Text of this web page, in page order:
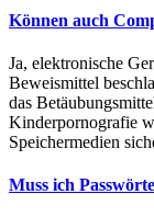
Können auch
Ja, elektronische
Beweismittel
das
Kinderpornografie
Speichermedien
Muss ich